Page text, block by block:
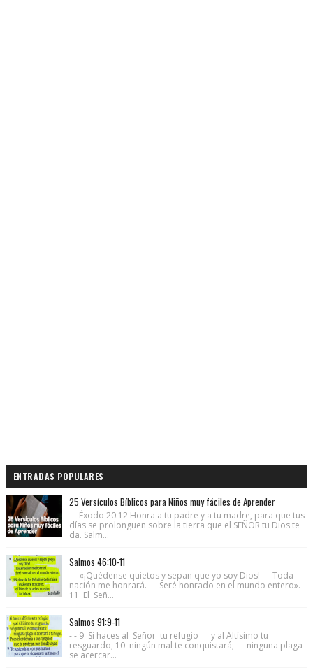
ENTRADAS POPULARES
25 Versículos Bíblicos para Niños muy fáciles de Aprender
- - Éxodo 20:12 Honra a tu padre y a tu madre, para que tus
días se prolonguen sobre la tierra que el SEÑOR tu Dios te
da. Salm...
Salmos 46:10-11
- - «¡Quédense quietos y sepan que yo soy Dios! Toda
nación me honrará. Seré honrado en el mundo entero».
11 El Señ...
Salmos 91:9-11
- - 9 Si haces al Señor tu refugio y al Altísimo tu
resguardo, 10 ningún mal te conquistará; ninguna plaga
se acercar...